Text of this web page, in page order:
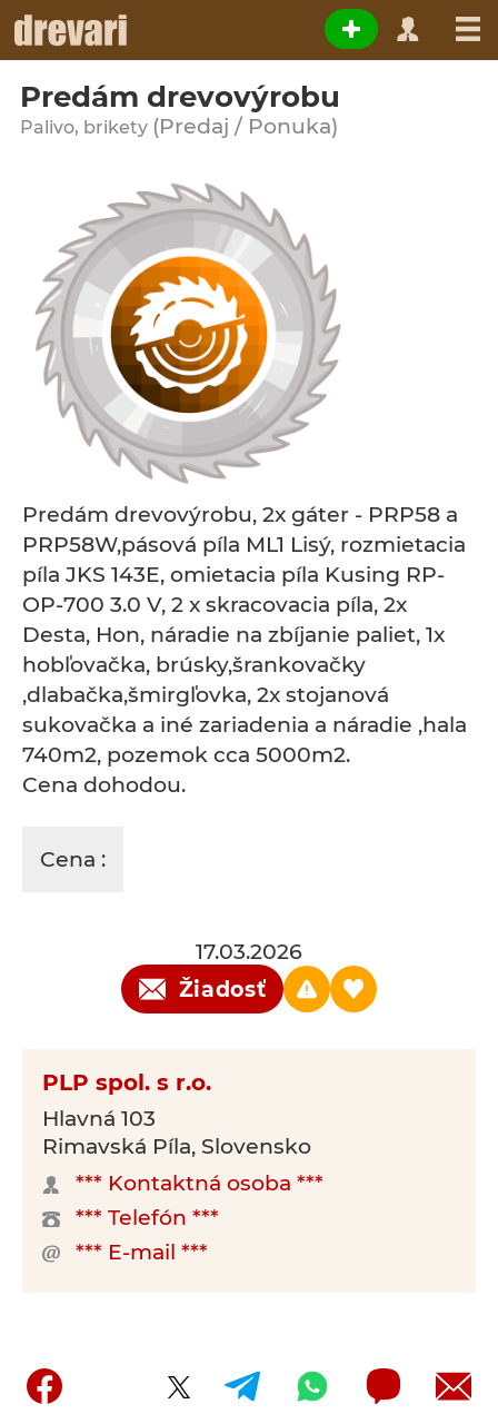
Predám drevovýrobu
Palivo, brikety (Predaj / Ponuka)
Predám drevovýrobu, 2x gáter - PRP58 a
PRP58W,pásová píla ML1 Lisý, rozmietacia
píla JKS 143E, omietacia píla Kusing RP-
OP-700 3.0 V, 2 x skracovacia píla, 2x
Desta, Hon, náradie na zbíjanie paliet, 1x
hobľovačka, brúsky,šrankovačky
,dlabačka,šmirgľovka, 2x stojanová
sukovačka a iné zariadenia a náradie ,hala
740m2, pozemok cca 5000m2.
Cena dohodou.
Cena :
17.03.2026
Žiadosť
PLP spol. s r.o.
Hlavná 103
Rimavská Píla, Slovensko
*** Kontaktná osoba ***
*** Telefón ***
*** E-mail ***